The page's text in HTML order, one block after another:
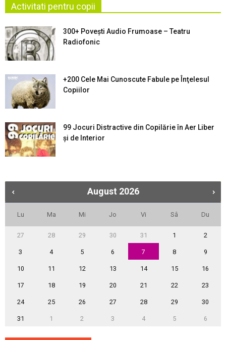
Activitati pentru copii
300+ Povești Audio Frumoase – Teatru
Radiofonic
+200 Cele Mai Cunoscute Fabule pe Înţelesul
Copiilor
99 Jocuri Distractive din Copilărie în Aer Liber
şi de Interior
August 2026
Lu Ma Mi Jo Vi Sâ Du
27 28 29 30 31 1 2
3 4 5 6 7 8 9
10 11 12 13 14 15 16
17 18 19 20 21 22 23
24 25 26 27 28 29 30
31 1 2 3 4 5 6